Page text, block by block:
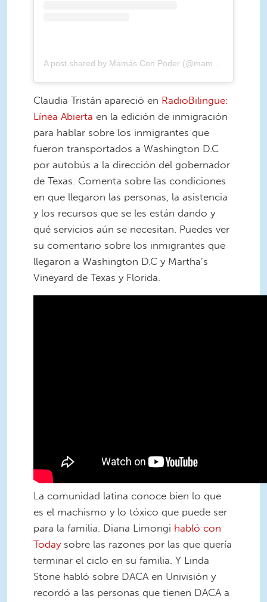
Claudia Tristán apareció en RadioBilingue:
Línea Abierta en la edición de inmigración
para hablar sobre los inmigrantes que
fueron transportados a Washington D.C
por autobús a la dirección del gobernador
de Texas. Comenta sobre las condiciones
en que llegaron las personas, la asistencia
y los recursos que se les están dando y
qué servicios aún se necesitan. Puedes ver
su comentario sobre los inmigrantes que
llegaron a Washington D.C y Martha’s
Vineyard de Texas y Florida.
La comunidad latina conoce bien lo que
es el machismo y lo tóxico que puede ser
para la familia. Diana Limongi habló con
Todaysobre las razones por las que quería
terminar el ciclo en su familia. Y Linda
Stone habló sobre DACA en Univisión y
recordó a las personas que tienen DACA a